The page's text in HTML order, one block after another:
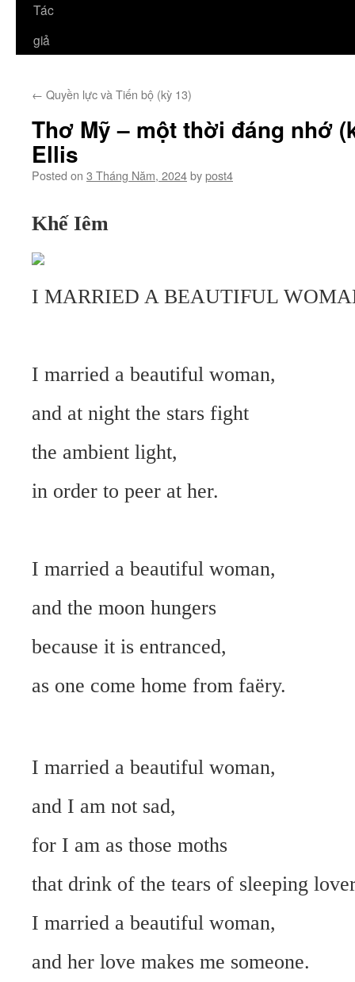
Tác
giả
← Quyền lực và Tiến bộ (kỳ 13)
Thơ Mỹ – một thời đáng nhớ
Ellis
Posted on 3 Tháng Năm, 2024bypost4
Khế Iêm
I MARRIED A BEAUTIFUL
I married a beautiful woman,
and at night the stars fight
the ambient light,
in order to peer at her.
I married a beautiful woman,
and the moon hungers
because it is entranced,
as one come home from faëry.
I married a beautiful woman,
and I am not sad,
for I am as those moths
that drink of the tears of sleeping
I married a beautiful woman,
and her love makes me someone.